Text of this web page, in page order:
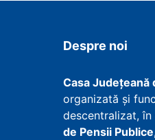
Despre noi
Casa Județeană
organizată și
descentralizat, în
de Pensii Publice